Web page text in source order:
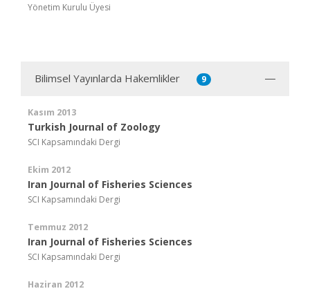
Yönetim Kurulu Üyesi
Bilimsel Yayınlarda Hakemlikler 9
Kasım 2013
Turkish Journal of Zoology
SCI Kapsamındaki Dergi
Ekim 2012
Iran Journal of Fisheries Sciences
SCI Kapsamındaki Dergi
Temmuz 2012
Iran Journal of Fisheries Sciences
SCI Kapsamındaki Dergi
Haziran 2012